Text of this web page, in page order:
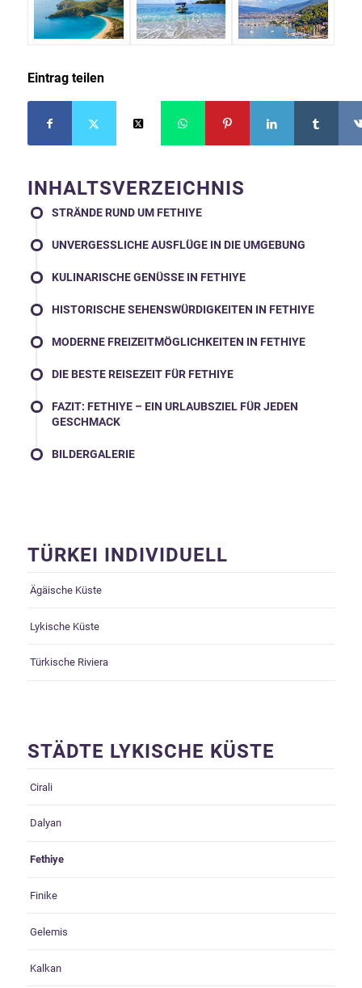
Eintrag teilen
INHALTSVERZEICHNIS
STRÄNDE RUND UM FETHIYE
UNVERGESSLICHE AUSFLÜGE IN DIE UMGEBUNG
KULINARISCHE GENÜSSE IN FETHIYE
HISTORISCHE SEHENSWÜRDIGKEITEN IN FETHIYE
MODERNE FREIZEITMÖGLICHKEITEN IN FETHIYE
DIE BESTE REISEZEIT FÜR FETHIYE
FAZIT: FETHIYE – EIN URLAUBSZIEL FÜR JEDEN
GESCHMACK
BILDERGALERIE
TÜRKEI INDIVIDUELL
Ägäische Küste
Lykische Küste
Türkische Riviera
STÄDTE LYKISCHE KÜSTE
Cirali
Dalyan
Fethiye
Finike
Gelemis
Kalkan